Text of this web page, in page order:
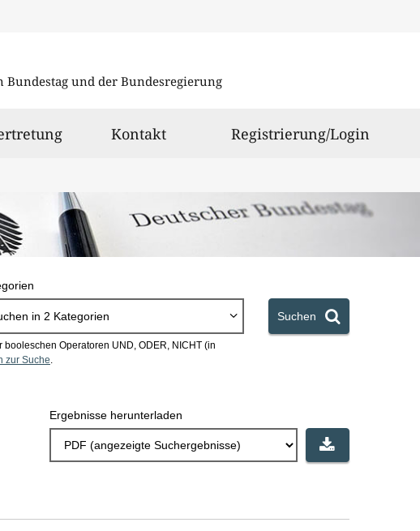
Bundestag und der Bundesregierung
Kontakt Registrierung/Login
in 2 Kategorien Suchen
booleschen Operatoren UND, ODER, NICHT (in
zur Suche.
Ergebnisse herunterladen